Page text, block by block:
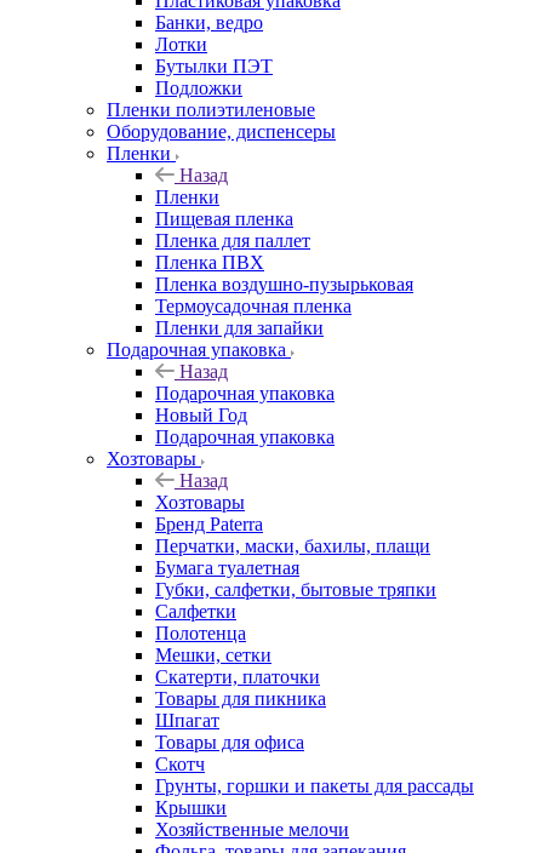
Банки, ведро
Лотки
Бутылки ПЭТ
Подложки
Пленки полиэтиленовые
Оборудование, диспенсеры
Пленки
Назад
Пленки
Пищевая пленка
Пленка для паллет
Пленка ПВХ
Пленка воздушно-пузырьковая
Термоусадочная пленка
Пленки для запайки
Подарочная упаковка
Назад
Подарочная упаковка
Новый Год
Подарочная упаковка
Хозтовары
Назад
Хозтовары
Бренд Paterra
Перчатки, маски, бахилы, плащи
Бумага туалетная
Губки, салфетки, бытовые тряпки
Салфетки
Полотенца
Мешки, сетки
Скатерти, платочки
Товары для пикника
Шпагат
Товары для офиса
Скотч
Грунты, горшки и пакеты для рассады
Крышки
Хозяйственные мелочи